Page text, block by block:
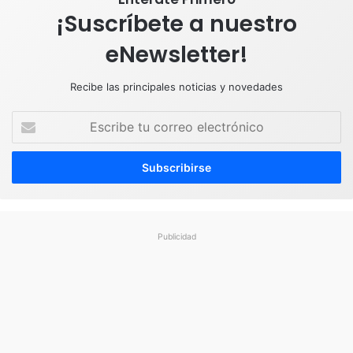
¡Suscríbete a nuestro
eNewsletter!
Recibe las principales noticias y novedades
c
i
Publicidad